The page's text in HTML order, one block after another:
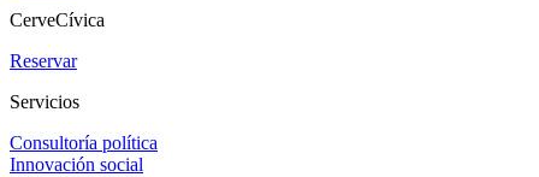
CerveCívica
Reservar
Servicios
Consultoría política
Innovación social